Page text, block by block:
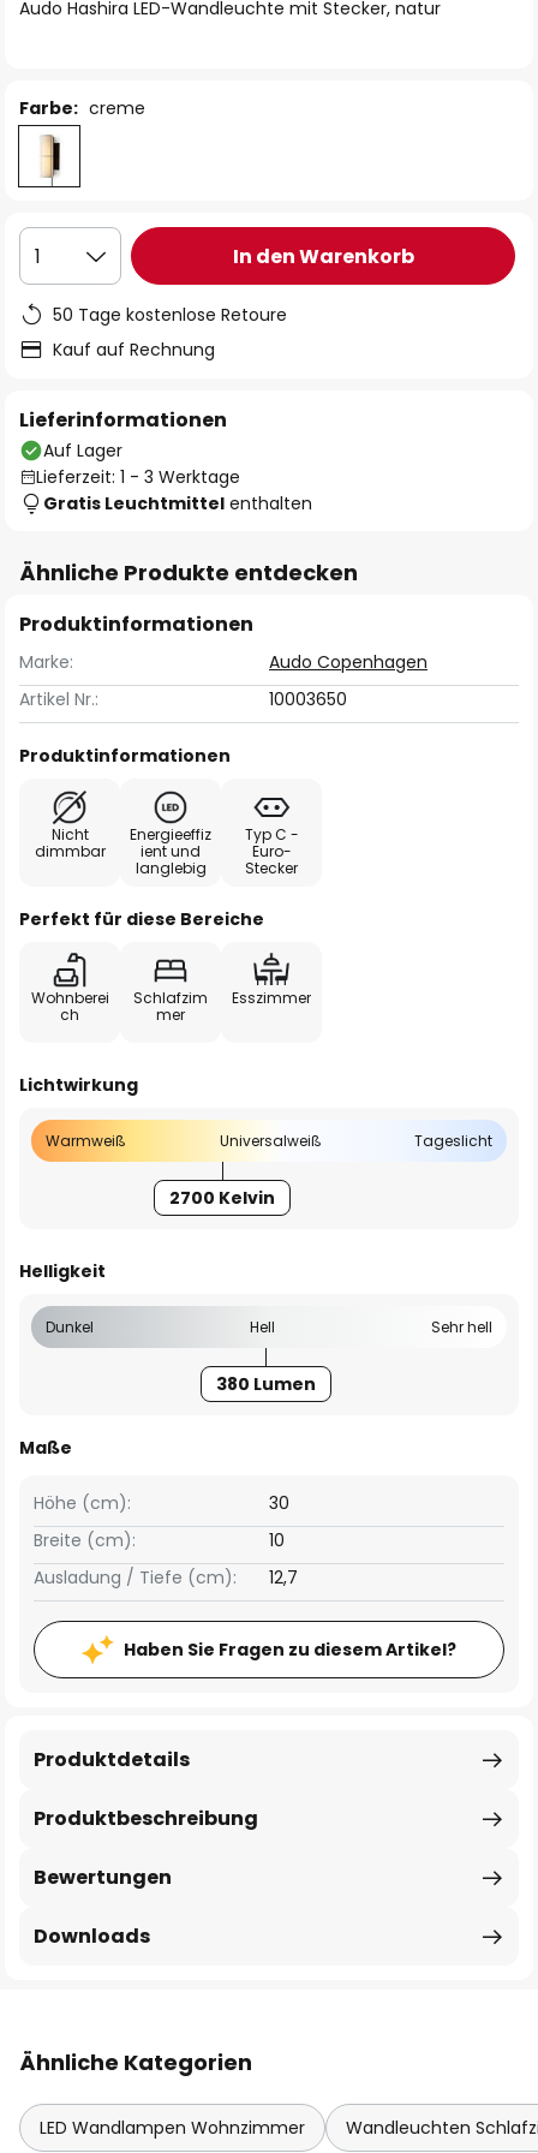
Audo Hashira LED-Wandleuchte mit Stecker, natur
Farbe: creme
1 In den Warenkorb
50 Tage kostenlose Retoure
Kauf auf Rechnung
Lieferinformationen
Auf Lager
Lieferzeit: 1 - 3 Werktage
Gratis Leuchtmittel enthalten
Ähnliche Produkte entdecken
Produktinformationen
Marke:
Audo Copenhagen
Artikel Nr.:
10003650
Produktinformationen
Nicht
dimmbar
Energieeffiz
ient und
langlebig
Typ C -
Euro-
Stecker
Perfekt für diese Bereiche
Wohnberei
ch
Schlafzim
mer
Esszimmer
Lichtwirkung
Warmweiß Universalweiß Tageslicht
2700 Kelvin
Helligkeit
Dunkel Hell Sehr hell
380 Lumen
Maße
Breite (cm): 10
Höhe (cm): 30
Ausladung / Tiefe (cm): 12,7
Haben Sie Fragen zu diesem Artikel?
Produktbeschreibung
Produktdetails
Bewertungen
Downloads
Ähnliche Kategorien
LED Wandlampen Wohnzimmer Wandleuchten